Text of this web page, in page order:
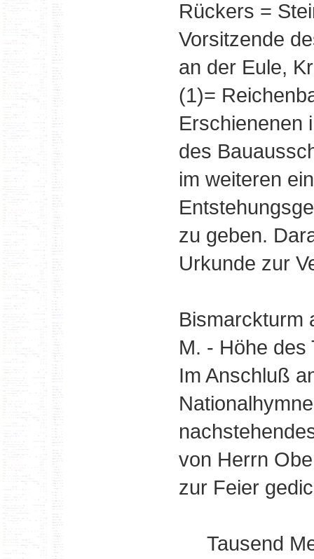
Rückers =
Vorsitzende
an der Eule,
(1)=
Erschienenen
des
im weiteren
zu geben.
Urkunde zur
Bismarckturm
M. - Höhe des
Im Anschluß
von Herrn
zur Feier
Tausend